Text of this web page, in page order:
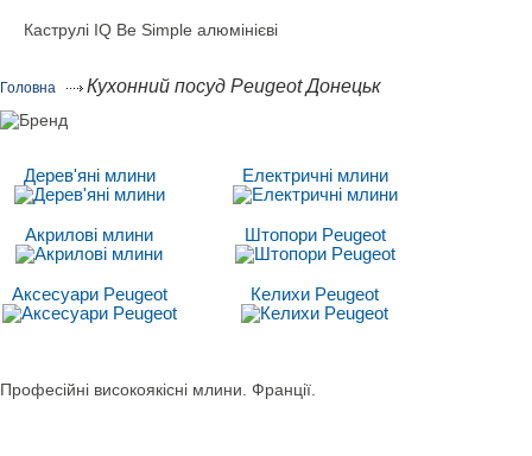
Каструлі IQ Be Simple алюмінієві
Головна Кухонний посуд Peugeot Донецьк
Дерев'яні млини Електричні млини
Акрилові млини Штопори Peugeot
Аксесуари Peugeot Келихи Peugeot
Професійні високоякісні млини. Франції.